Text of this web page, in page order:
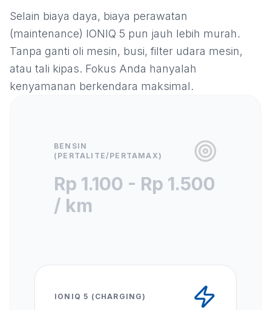
Selain biaya daya, biaya perawatan
(maintenance) IONIQ 5 pun jauh lebih murah.
Tanpa ganti oli mesin, busi, filter udara mesin,
atau tali kipas. Fokus Anda hanyalah
kenyamanan berkendara maksimal.
BENSIN
(PERTALITE/PERTAMAX)
Rp 1.100 - Rp 1.500
/ km
IONIQ 5 (CHARGING)